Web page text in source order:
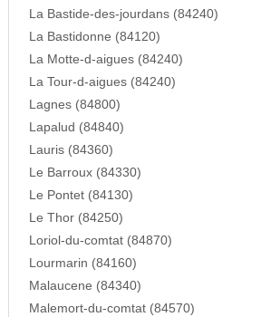
La Bastide-des-jourdans (84240)
La Bastidonne (84120)
La Motte-d-aigues (84240)
La Tour-d-aigues (84240)
Lagnes (84800)
Lapalud (84840)
Lauris (84360)
Le Barroux (84330)
Le Pontet (84130)
Le Thor (84250)
Loriol-du-comtat (84870)
Lourmarin (84160)
Malaucene (84340)
Malemort-du-comtat (84570)